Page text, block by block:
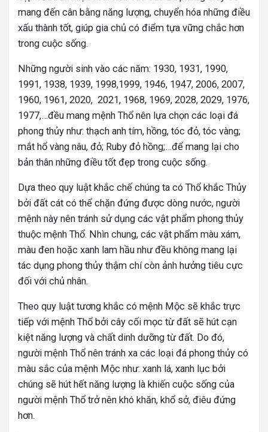
mang đến cân bằng năng lượng, chuyển hóa những điều
xấu thành tốt, giúp gia chủ có điểm tựa vững chắc hơn
trong cuộc sống.
Những người sinh vào các năm: 1930, 1931, 1990,
1991, 1938, 1939, 1998,1999, 1946, 1947, 2006, 2007,
1960, 1961, 2020, 2021, 1968, 1969, 2028, 2029, 1976,
1977,…đều mang mệnh Thổ nên lựa chọn các loại đá
phong thủy như: thạch anh tím, hồng, tóc đỏ, tóc vàng;
mắt hổ vàng nâu, đỏ; Ruby đỏ hồng;…để mang lại cho
bản thân những điều tốt đẹp trong cuộc sống.
Dựa theo quy luật khắc chế chúng ta có Thổ khắc Thủy
bởi đất cát có thể chặn đứng được dòng nước, người
mệnh này nên tránh sử dụng các vật phẩm phong thủy
thuộc mệnh Thổ. Nhìn chung, các vật phẩm màu xám,
màu đen hoặc xanh lam hầu như đều không mang lại
tác dụng phong thủy thậm chí còn ảnh hưởng tiêu cực
đối với chủ nhân.
Theo quy luật tương khắc có mệnh Mộc sẽ khắc trực
tiếp với mệnh Thổ bởi cây cối mọc từ đất sẽ hút cạn
kiệt năng lượng và chất dinh dưỡng từ đất. Do đó,
người mệnh Thổ nên tránh xa các loại đá phong thủy có
màu sắc của mệnh Mộc như: xanh lá, xanh lục bởi
chúng sẽ hút hết năng lượng là khiến cuộc sống của
người mệnh Thổ trở nên khó khăn, khổ sở, điêu đứng
hơn.